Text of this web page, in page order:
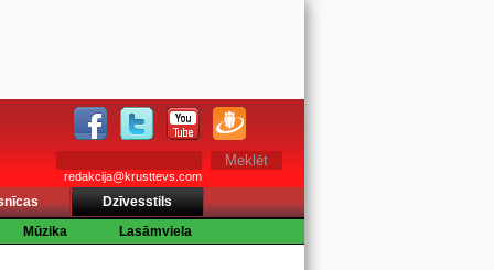
redakcija@krusttevs.com
Dzīvesstils
Mūzika
Lasāmviela